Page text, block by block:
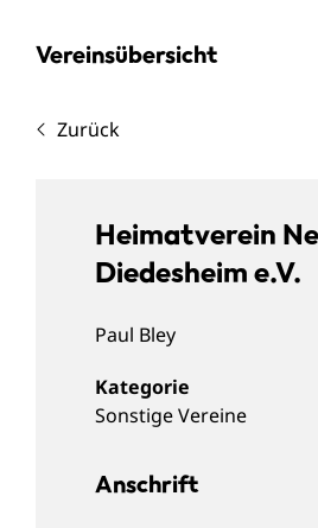
Vereinsübersicht
Zurück
Heimatverein
Diedesheim e.V.
Paul Bley
Sonstige Vereine
Anschrift